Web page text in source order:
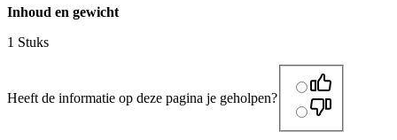
Inhoud en gewicht
1 Stuks
Heeft de informatie op deze pagina je geholpen?